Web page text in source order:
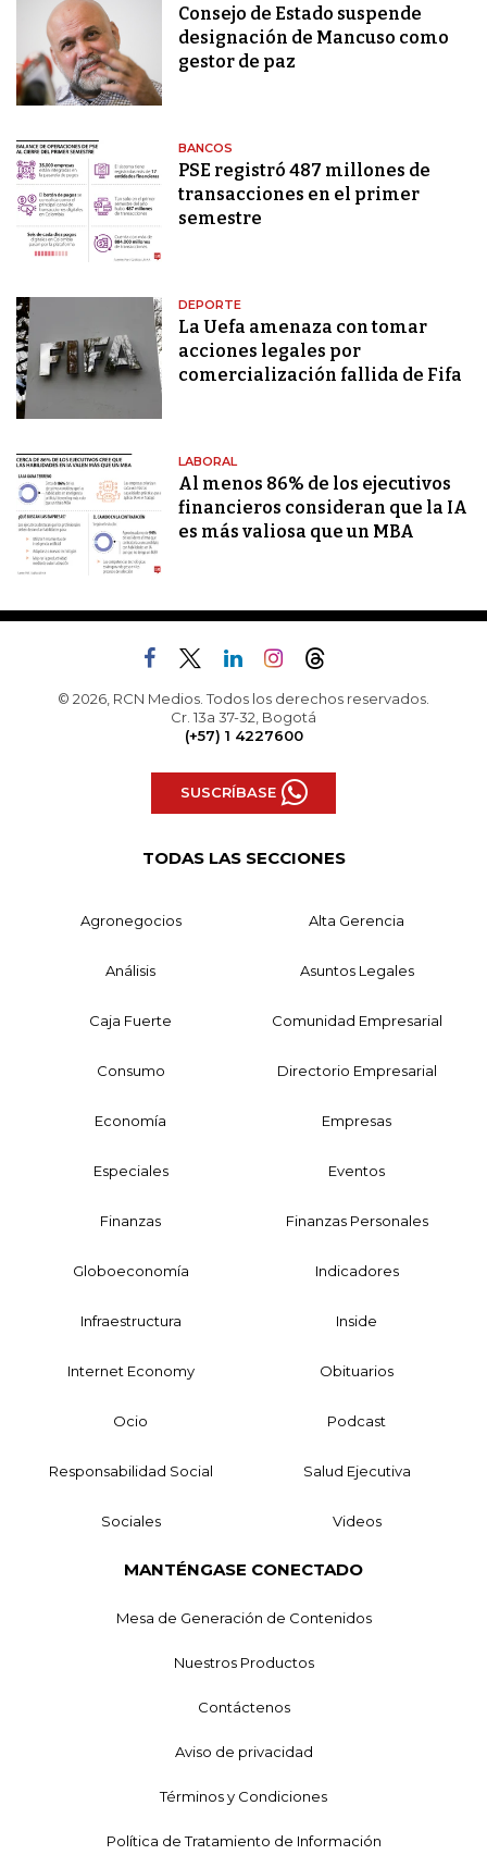
Consejo de Estado suspende
designación de Mancuso como
gestor de paz
BANCOS
PSE registró 487 millones de
transacciones en el primer
semestre
DEPORTE
La Uefa amenaza con tomar
acciones legales por
comercialización fallida de Fifa
LABORAL
Al menos 86% de los ejecutivos
financieros consideran que la IA
es más valiosa que un MBA
© 2026, RCN Medios. Todos los derechos reservados.
Cr. 13a 37-32, Bogotá
(+57) 1 4227600
SUSCRÍBASE
TODAS LAS SECCIONES
Agronegocios Alta Gerencia
Análisis Asuntos Legales
Caja Fuerte Comunidad Empresarial
Consumo Directorio Empresarial
Economía Empresas
Especiales Eventos
Finanzas Finanzas Personales
Globoeconomía Indicadores
Infraestructura Inside
Internet Economy Obituarios
Ocio Podcast
Responsabilidad Social Salud Ejecutiva
Sociales Videos
MANTÉNGASE CONECTADO
Mesa de Generación de Contenidos
Nuestros Productos
Contáctenos
Aviso de privacidad
Términos y Condiciones
Política de Tratamiento de Información